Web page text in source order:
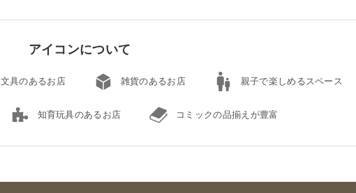
アイコンについて
文具のあるお店 雑貨のあるお店 親子で楽しめるスペース
知育玩具のあるお店 コミックの品揃えが豊富